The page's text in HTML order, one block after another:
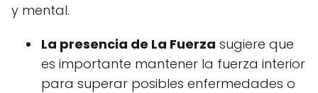
y mental.
La presencia de La Fuerza sugiere que
es importante mantener la fuerza interior
para superar posibles enfermedades o